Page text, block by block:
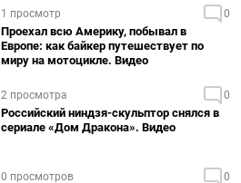
1 просмотр 0
Проехал всю Америку, побывал в
Европе: как байкер путешествует по
миру на мотоцикле. Видео
2 просмотра 0
Российский ниндзя-скульптор снялся в
сериале «Дом Дракона». Видео
0 просмотров 0